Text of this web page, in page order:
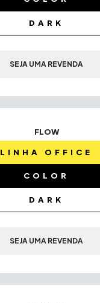
DARK
SEJA UMA REVENDA
FLOW
LINHA OFFICE
COLOR
DARK
SEJA UMA REVENDA